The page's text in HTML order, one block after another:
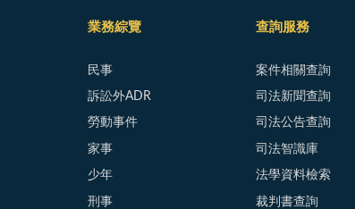
業務綜覽
民事
訴訟外ADR
勞動事件
家事
少年
刑事
查詢服務
案件相關查詢
司法新聞查詢
司法公告查詢
司法智識庫
法學資料檢索
裁判書查詢